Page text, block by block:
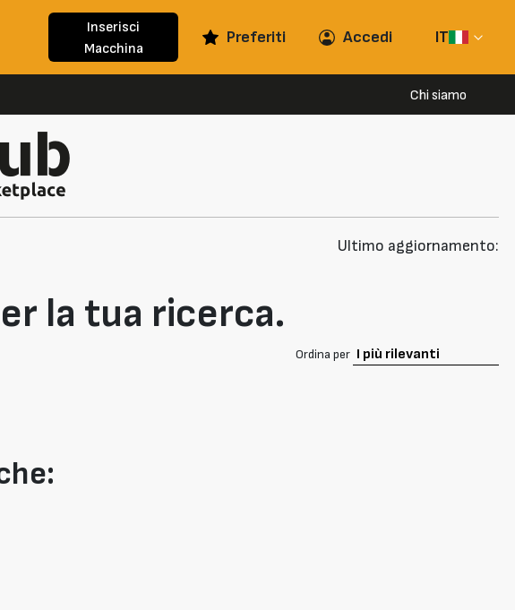
Inserisci
Macchina
Preferiti Accedi IT
Chi siamo
Ultimo aggiornamento:
la tua ricerca.
Ordina per